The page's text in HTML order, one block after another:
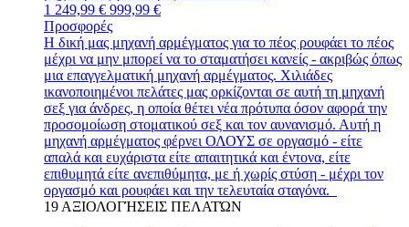
1 249,99 € 999,99 €
Προσφορές
Η δική μας μηχανή αρμέγματος για το πέος ρουφάει το πέος
μέχρι να μην μπορεί να το σταματήσει κανείς - ακριβώς όπως
μια επαγγελματική μηχανή αρμέγματος. Χιλιάδες
ικανοποιημένοι πελάτες μας ορκίζονται σε αυτή τη μηχανή
σεξ για άνδρες, η οποία θέτει νέα πρότυπα όσον αφορά την
προσομοίωση στοματικού σεξ και τον αυνανισμό. Αυτή η
μηχανή αρμέγματος φέρνει ΟΛΟΥΣ σε οργασμό - είτε
απαλά και ευχάριστα είτε απαιτητικά και έντονα, είτε
επιθυμητά είτε ανεπιθύμητα, με ή χωρίς στύση - μέχρι τον
οργασμό και ρουφάει και την τελευταία σταγόνα.
19 ΑΞΙΟΛΟΓΉΣΕΙΣ ΠΕΛΑΤΏΝ